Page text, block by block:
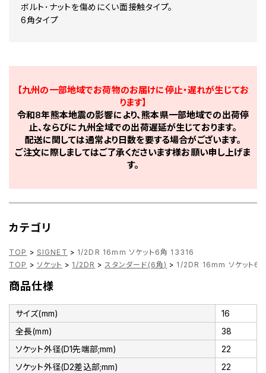
ボルト･ナットを傷めにくい面接触タイプ。
6角タイプ
【九州の一部地域でお荷物のお届けに停止・遅れが生じてお
ります】
令和8年熊本地震の影響により、熊本県一部地域での出荷停
止、ならびに九州全域での出荷遅延が生じております。
配送に関しては通常より日数を要する場合がございます。
ご注文に際しましてはご了承くださいます様お願い申し上げま
す。
カテゴリ
TOP > SIGNET > 1/2DR 16mm ソケット6角 13316
TOP > ソケット > 1/2DR > スタンダード(6角) > 1/2DR 16mm ソケット6
商品仕様
サイズ(mm)
16
全長(mm)
38
ソケット外径(D1先端部;mm)
22
ソケット外径(D2差込部;mm)
22